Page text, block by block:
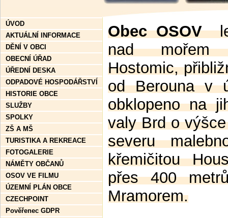
ÚVOD
AKTUÁLNÍ INFORMACE
DĚNÍ V OBCI
OBECNÍ ÚŘAD
ÚŘEDNÍ DESKA
ODPADOVÉ HOSPODÁŘSTVÍ
HISTORIE OBCE
SLUŽBY
SPOLKY
ZŠ A MŠ
TURISTIKA A REKREACE
FOTOGALERIE
NÁMĚTY OBČANŮ
OSOV VE FILMU
ÚZEMNÍ PLÁN OBCE
CZECHPOINT
Pověřenec GDPR
Obec OSOV
nad
Hostomic,
od Berouna v
obklopeno na
valy Brd o
severu
křemičitou
přes 400
Mramorem.